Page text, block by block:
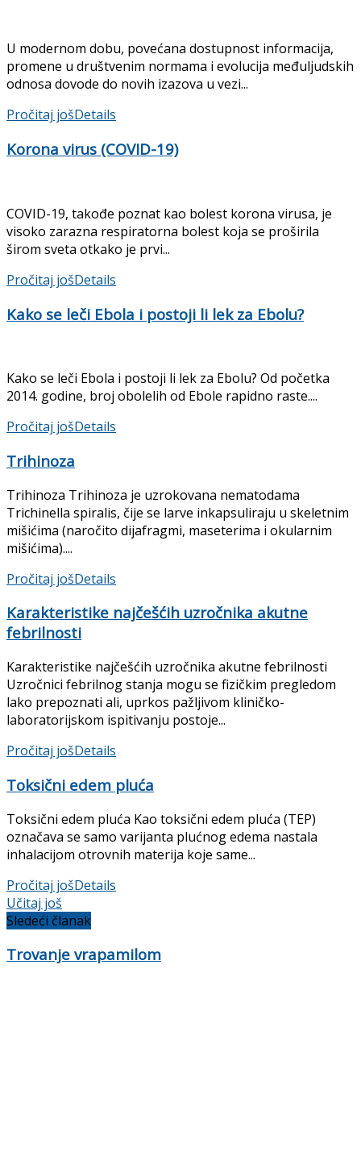
U modernom dobu, povećana dostupnost informacija,
promene u društvenim normama i evolucija međuljudskih
odnosa dovode do novih izazova u vezi...
Pročitaj jošDetails
Korona virus (COVID-19)
COVID-19, takođe poznat kao bolest korona virusa, je
visoko zarazna respiratorna bolest koja se proširila
širom sveta otkako je prvi...
Pročitaj jošDetails
Kako se leči Ebola i postoji li lek za Ebolu?
Kako se leči Ebola i postoji li lek za Ebolu? Od početka
2014. godine, broj obolelih od Ebole rapidno raste....
Pročitaj jošDetails
Trihinoza
Trihinoza Trihinoza je uzrokovana nematodama
Trichinella spiralis, čije se larve inkapsuliraju u skeletnim
mišićima (naročito dija­fragmi, maseterima i okularnim
mišićima)....
Pročitaj jošDetails
Karakteristike najčešćih uzročnika akutne
febrilnosti
Karakteristike najčešćih uzročnika akutne febrilnosti
Uzročnici febrilnog stanja mogu se fizič­kim pregledom
lako prepoznati ali, uprkos pažljivom kliničko-
laboratorijskom ispiti­vanju postoje...
Pročitaj jošDetails
Toksični edem pluća
Toksični edem pluća Kao toksični edem pluća (TEP)
označava se samo varijanta plućnog edema nastala
inhalacijom otrovnih materija koje same...
Pročitaj jošDetails
Učitaj još
Sledeći članak
Trovanje vrapamilom